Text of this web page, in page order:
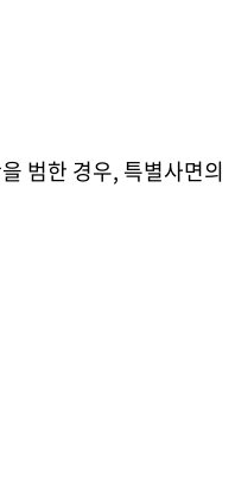
범한 경우, 특별사면의